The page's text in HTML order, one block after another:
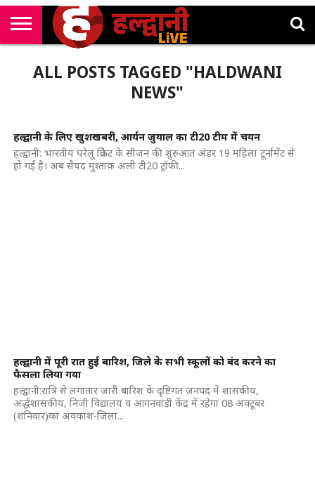
राष्ट्रीय
एम
कॉर्नर
न्यूज़
अलर्ट्स
ALL POSTS TAGGED "HALDWANI
NEWS"
हल्द्वानी के लिए खुशखबरी, आर्यन जुयाल का टी20 टीम में चयन
हल्द्वानी: भारतीय घरेलू क्रिकेट के सीजन की शुरुआत अंडर 19 महिला टूर्नामेंट से
हो गई है। अब सैयद मुश्ताक़ अली टी20 ट्रॉफी...
हल्द्वानी में पूरी रात हुई बारिश, जिले के सभी स्कूलों को बंद करने का
फैसला लिया गया
हल्द्वानी:रात्रि से लगातार जारी बारिश के दृष्टिगत जनपद में शासकीय,
अर्द्धशासकीय, निजी विद्यालय व आगनवाड़ी केंद्र में रहेगा 08 अक्टूबर
(शनिवार)का अवकाश-जिला...